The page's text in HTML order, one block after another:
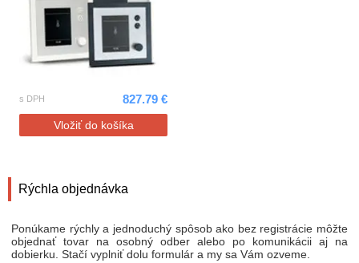
Rýchla objednávka
Ponúkame rýchly a jednoduchý spôsob ako bez registrácie môžte
objednať tovar na osobný odber alebo po komunikácii aj na
dobierku. Stačí vyplniť dolu formulár a my sa Vám ozveme.
s DPH 827.79 €
Vložiť do košíka